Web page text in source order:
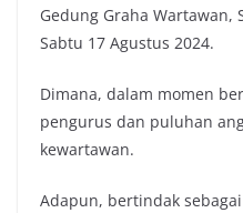
Gedung Graha Wartawan,
Sabtu 17 Agustus 2024.
Dimana, dalam momen
pengurus dan puluhan
kewartawan.
Adapun, bertindak